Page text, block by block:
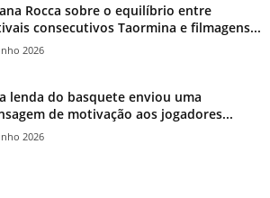
Rocca sobre o equilíbrio entre
consecutivos Taormina e filmagens...
2026
lenda do basquete enviou uma
de motivação aos jogadores...
2026